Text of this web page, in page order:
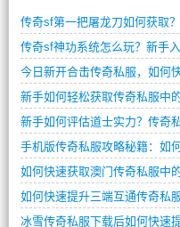
传奇sf第一把屠龙刀如何获取
传奇sf神功系统怎么玩？新手
今日新开合击传奇私服，如何
新手如何轻松获取传奇私服中
新手如何评估道士实力？传奇
手机版传奇私服攻略秘籍：如
如何快速获取澳门传奇私服中
如何快速提升三端互通传奇私
冰雪传奇私服下载后如何快速